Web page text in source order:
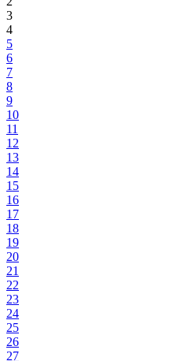
3
4
5
6
7
8
9
10
11
12
13
14
15
16
17
18
19
20
21
22
23
24
25
26
27